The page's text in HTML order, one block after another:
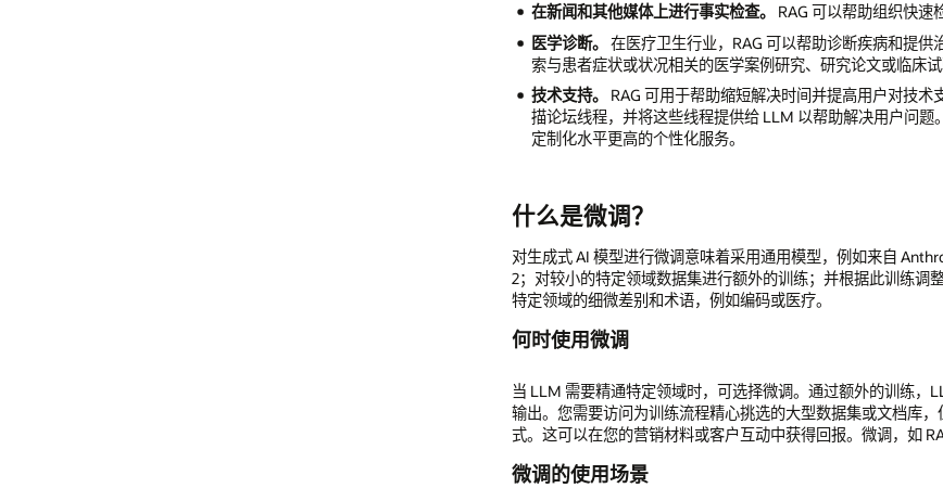
在新闻和其他媒体上进行事实检查。
RAG 可以帮助组织快速
医学诊断。 在医疗卫生行业，RAG 可以帮助诊断疾病和提
索与患者症状或状况相关的医学案例研究、研究论文或临床试
技术支持。
RAG 可用于帮助缩短解决时间并提高用户对技
描论坛线程，并将这些线程提供给 LLM 以帮助解决用户问
定制化水平更高的个性化服务。
什么是微调？
对生成式 AI 模型进行微调意味着采用通用模型，例如来自
2；对较小的特定领域数据集进行额外的训练；并根据此训练
特定领域的细微差别和术语，例如编码或医疗。
何时使用微调
当 LLM 需要精通特定领域时，可选择微调。通过额外的训练
输出。您需要访问为训练流程精心挑选的大型数据集或文档库
式。这可以在您的营销材料或客户互动中获得回报。微调，如
微调的使用场景